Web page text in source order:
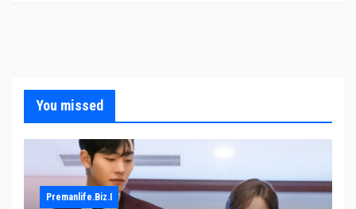
You missed
Premanlife.biz.i